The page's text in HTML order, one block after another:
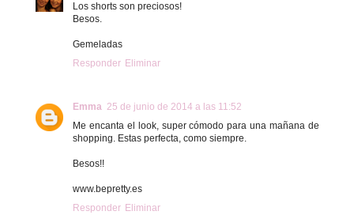
Los shorts son preciosos!
Besos.
Gemeladas
Responder Eliminar
Emma 25 de junio de 2014 a las 11:52
Me encanta el look, super cómodo para una mañana de
shopping. Estas perfecta, como siempre.
Besos!!
www.bepretty.es
Responder Eliminar